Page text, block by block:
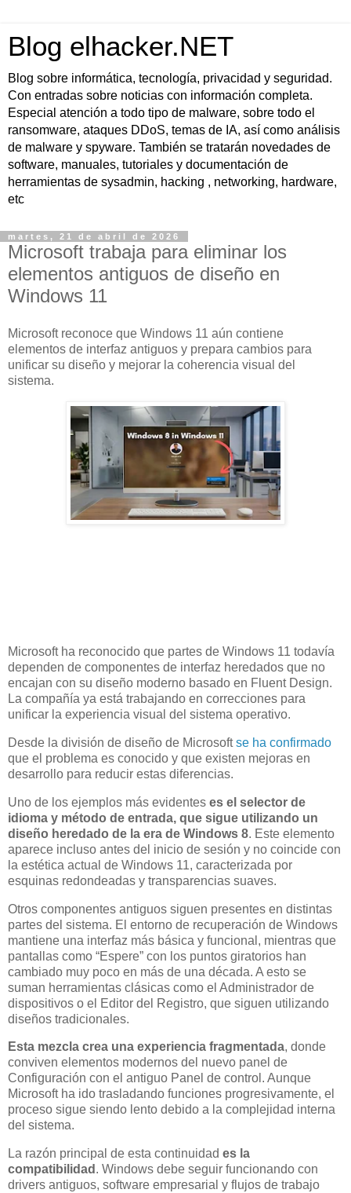
Blog elhacker.NET
Blog sobre informática, tecnología, privacidad y seguridad.
Con entradas sobre noticias con información completa.
Especial atención a todo tipo de malware, sobre todo el
ransomware, ataques DDoS, temas de IA, así como análisis
de malware y spyware. También se tratarán novedades de
software, manuales, tutoriales y documentación de
herramientas de sysadmin, hacking , networking, hardware,
etc
martes, 21 de abril de 2026
Microsoft trabaja para eliminar los
elementos antiguos de diseño en
Windows 11
Microsoft reconoce que Windows 11 aún contiene
elementos de interfaz antiguos y prepara cambios para
unificar su diseño y mejorar la coherencia visual del
sistema.
Microsoft ha reconocido que partes de Windows 11 todavía
dependen de componentes de interfaz heredados que no
encajan con su diseño moderno basado en Fluent Design.
La compañía ya está trabajando en correcciones para
unificar la experiencia visual del sistema operativo.
Desde la división de diseño de Microsoftse ha confirmado
que el problema es conocido y que existen mejoras en
desarrollo para reducir estas diferencias.
Uno de los ejemplos más evidentes es el selector de
idioma y método de entrada, que sigue utilizando un
diseño heredado de la era de Windows 8. Este elemento
aparece incluso antes del inicio de sesión y no coincide con
la estética actual de Windows 11, caracterizada por
esquinas redondeadas y transparencias suaves.
Otros componentes antiguos siguen presentes en distintas
partes del sistema. El entorno de recuperación de Windows
mantiene una interfaz más básica y funcional, mientras que
pantallas como “Espere” con los puntos giratorios han
cambiado muy poco en más de una década. A esto se
suman herramientas clásicas como el Administrador de
dispositivos o el Editor del Registro, que siguen utilizando
diseños tradicionales.
Esta mezcla crea una experiencia fragmentada, donde
conviven elementos modernos del nuevo panel de
Configuración con el antiguo Panel de control. Aunque
Microsoft ha ido trasladando funciones progresivamente, el
proceso sigue siendo lento debido a la complejidad interna
del sistema.
La razón principal de esta continuidad es la
compatibilidad . Windows debe seguir funcionando con
drivers antiguos, software empresarial y flujos de trabajo